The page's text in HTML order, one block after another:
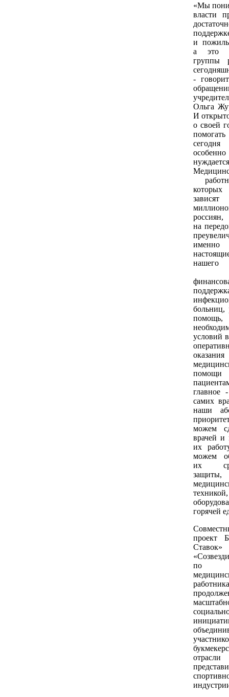
«Мы
власти
и
а это
группы
-
Ольга
И
о своей
россиян,
на
нашего
больниц,
помощь,
условий
оказания
помощи
главное
самих
наши
можем
врачей и
их
можем
их
защиты,
техникой,
горячей
проект
по